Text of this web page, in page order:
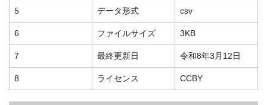
5 データ形式 csv
6 ファイルサイズ 3KB
7 最終更新日 令和8年3月12日
8 ライセンス CCBY